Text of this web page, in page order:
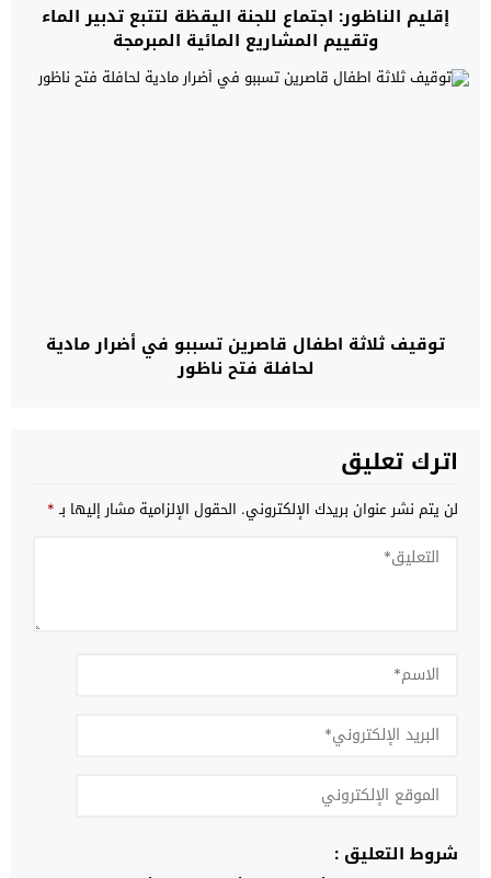
إقليم الناظور: اجتماع للجنة اليقظة لتتبع تدبير الماء
وتقييم المشاريع المائية المبرمجة
توقيف ثلاثة اطفال قاصرين تسببو في أضرار مادية
لحافلة فتح ناظور
اترك تعليق
لن يتم نشر عنوان بريدك الإلكتروني. الحقول الإلزامية مشار إليها بـ*
شروط التعليق :